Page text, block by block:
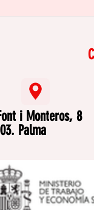
il·legals en
i Monteros, 8
Palma